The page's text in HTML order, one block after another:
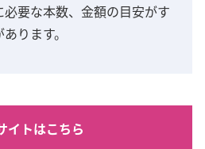
要な本数、金額の目安がす
ります。
イトはこちら